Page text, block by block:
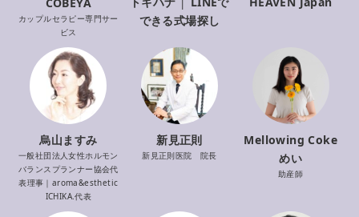
カップルセラピー専門サー
ビス
できる式場探し
烏山ますみ
一般社団法人女性ホルモン
バランスプランナー協会代
表理事｜aroma&esthetic
ICHIKA.代表
新見正則
新見正則医院 院長
Mellowing Coke
めい
助産師